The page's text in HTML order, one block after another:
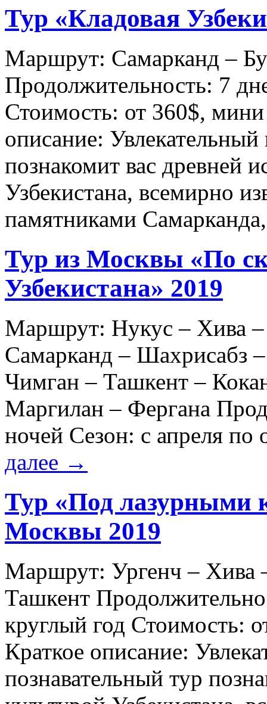
Тур «Кладовая
Маршрут: Самарканд –
Продолжительность: 7
Стоимость: от 360$, мини
описание:
познакомит вас древней
Узбекистана, всемирно
памятниками
Тур из Москвы «По
Узбекистана» 2019
Маршрут: Нукус – Хива –
Самарканд – Шахрисабз
Чимган – Ташкент –
Маргилан – Фергана
ночей Сезон: c апреля
далее →
Тур «Под лазурными
Москвы 2019
Маршрут: Ургенч – Хива
Ташкент
круглый год Стоимость:
Краткое описание:
познавательный тур